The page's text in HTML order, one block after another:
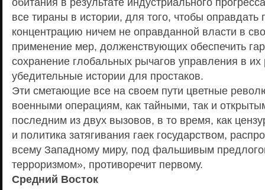
все тираны в истории, для того, чтобы
концентрацию ничем не оправданной власти в
применение мер, долженствующих обеспечить
сохранение глобальных рычагов управления в их
убедительные истории для простаков.
Эти сметающие все на своем пути цветные
военными операциям, как тайными, так и
последним из двух вызовов, в то время, как
и политика затягивания гаек государством,
всему Западному миру, под фальшивым
терроризмом», противоречит первому.
Средний Восток